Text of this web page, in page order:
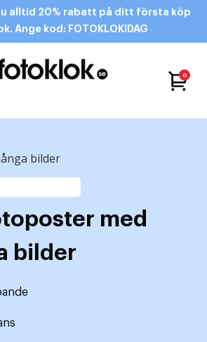
alltid 20% rabatt på ditt första köp
Ange kod: FOTOKLOKIDAG
0
med
bilder